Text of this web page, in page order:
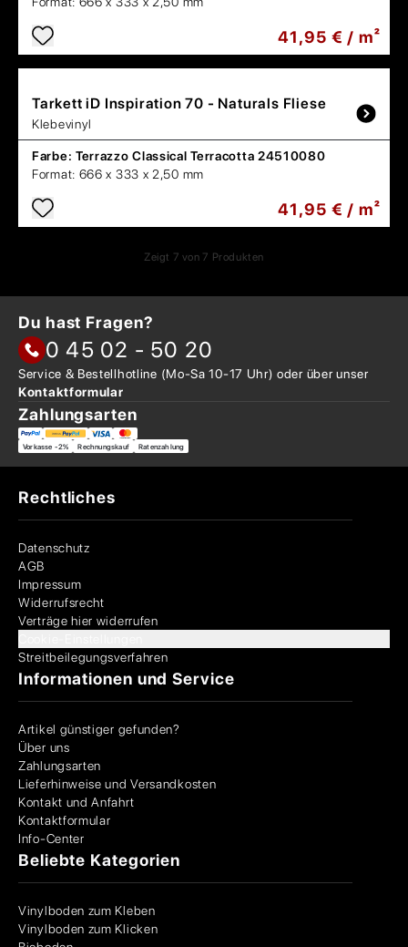
41,95 € / m²
Tarkett iD Inspiration 70 - Naturals Fliese
Klebevinyl
Farbe: Terrazzo Classical Terracotta 24510080
Format: 666 x 333 x 2,50 mm
41,95 € / m²
Zeigt 7 von 7 Produkten
Du hast Fragen?
0 45 02 - 50 20
Service & Bestellhotline (Mo-Sa 10-17 Uhr) oder überunser
Kontaktformular
Zahlungsarten
Vorkasse -2% Rechnungskauf Ratenzahlung
Rechtliches
Datenschutz
AGB
Impressum
Widerrufsrecht
Verträge hier widerrufen
Streitbeilegungsverfahren
Informationen und Service
Artikel günstiger gefunden?
Über uns
Zahlungsarten
Lieferhinweise und Versandkosten
Kontakt und Anfahrt
Kontaktformular
Info-Center
Beliebte Kategorien
Vinylboden zum Kleben
Vinylboden zum Klicken